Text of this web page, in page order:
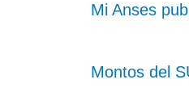
Mi Anses
Montos del